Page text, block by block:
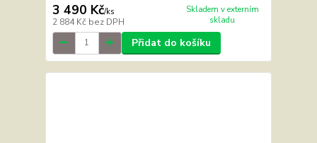
3 490 Kč/ks
2 884 Kč bez DPH
Skladem v externím
skladu
Přidat do košíku